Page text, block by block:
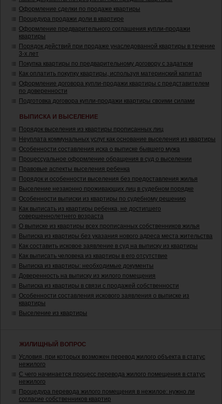
Оформление сделки по продаже квартиры
Процедура продажи доли в квартире
Оформление предварительного соглашения купли-продажи
квартиры
Порядок действий при продаже унаследованной квартиры в течение
3-х лет
Покупка квартиры по предварительному договору с задатком
Как оплатить покупку квартиры, используя материнский капитал
Оформление договора купли-продажи квартиры с представителем
по доверенности
Подготовка договора купли-продажи квартиры своими силами
ВЫПИСКА И ВЫСЕЛЕНИЕ
Порядок выселения из квартиры прописанных лиц
Неуплата коммунальных услуг как основание выселения из квартиры
Особенности составления иска о выписке бывшего мужа
Процессуальное оформление обращения в суд о выселении
Правовые аспекты выселения ребенка
Порядок и особенности выселения без предоставления жилья
Выселение незаконно проживающих лиц в судебном порядке
Особенности выписки из квартиры по судебному решению
Как выписать из квартиры ребенка, не достигшего
совершеннолетнего возраста
О выписке из квартиры всех прописанных собственников жилья
Выписка из квартиры без указания нового адреса места жительства
Как составить исковое заявление в суд на выписку из квартиры
Как выписать человека из квартиры в его отсутствие
Выписка из квартиры: необходимые документы
Доверенность на выписку из жилого помещения
Выписка из квартиры в связи с продажей собственности
Особенности составления искового заявления о выписке из
квартиры
Выселение из квартиры
ЖИЛИЩНЫЙ ВОПРОС
Условия, при которых возможен перевод жилого объекта в статус
нежилого
С чего начинается процесс перевода жилого помещения в статус
нежилого
Процедура перевода жилого помещения в нежилое: нужно ли
согласие собственников квартир